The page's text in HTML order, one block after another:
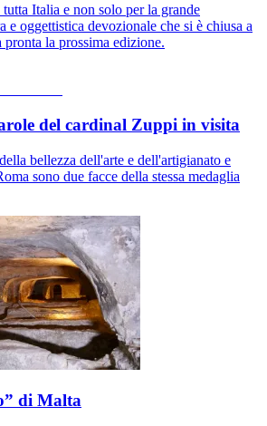
Italia e non solo per la grande
e oggettistica devozionale che si è chiusa a
la prossima edizione.
del cardinal Zuppi in visita
bellezza dell'arte e dell'artigianato e
sono due facce della stessa medaglia
di Malta